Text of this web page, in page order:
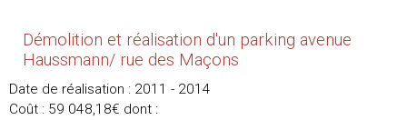
Démolition et réalisation d'un parking avenue
Haussmann/ rue des Maçons
Date de réalisation : 2011 - 2014
Coût : 59 048,18€ dont :